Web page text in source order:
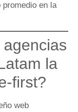
en la
la
first?
web